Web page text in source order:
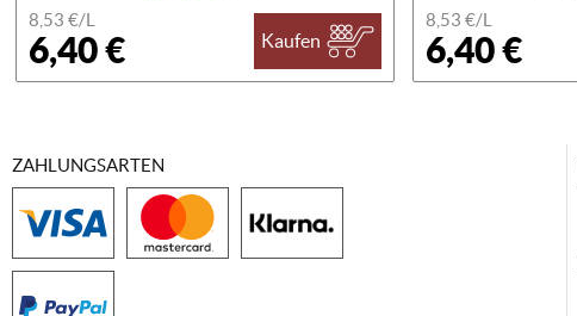
8,53 €/L
6,40 € Kaufen
8,53 €/L
6,40 €
ZAHLUNGSARTEN